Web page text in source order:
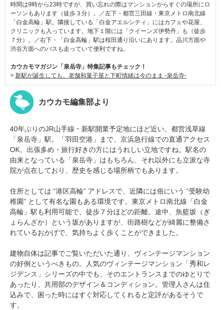
時間は9時から23時ですが、買い忘れの際はマンションからすぐの場所にロ
ーソンもあります（徒歩３分）。／左下・都営三田線・東京メトロ南北線
「白金高輪」駅。隣接している「白金アエルシティ」にはカフェや花屋、
クリニックも入っています。地下１階には「クイーンズ伊勢丹」も（徒歩
７分）。／右下・「白金高輪」駅は桜田通り沿いにあります。品川方面や
渋谷方面へのバスも走っていて便利ですね。
カウカモマガジン「泉岳寺」特集記事もチェック！
> 新駅が誕生しても、老舗和菓子屋と下町情緒は今のまま -泉岳寺-
カウカモ編集部より
40年ぶりのJR山手線・新駅開業予定地にほど近い、都営浅草線
「泉岳寺」駅。「羽田空港」まで、京浜急行線での直通アクセス
OK。出張多め・旅行好きの方にはうれしい立地ですね。駅名の
由来となっている「泉岳寺」はもちろん、それ以外にも立派な寺
院が点在しており、歴史を感じる場所柄でもあります。
住所としては “港区高輪” アドレスで、近隣には俗にいう “受験幼
稚園” として有名な園もある環境です。東京メトロ南北線「白金
高輪」駅も利用可能で、徒歩７分ほどの距離。途中、魚籃坂（ぎ
ょらんざか）という坂がありますが、街路樹などが綺麗に整備さ
れているおかげで、気持ちよく歩くことができました。
建物自体は記事でご覧いただいた通り、ヴィンテージマンション
の好例というべきもの。人気のヴィンテージマンション「秀和レ
ジデンス」シリーズの中でも、そのエントランスまでのゆとりで
あったり、共用部のデザイン＆コンディション。管理人さんは住
込みで、困った時にはすぐ対応してくれると定評があるそうで
す。